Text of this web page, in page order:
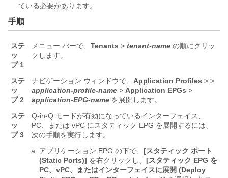
ている必要があります。
手順
ステ
ッ
プ 1
メニュー バーで、 Tenants > tenant-name の順にクリッ
クします。
ステ
ッ
プ 2
ナビゲーション ウィンドウで、 Application Profiles > >
application-profile-name > Application EPGs >
application-EPG-name を展開します。
ステ
ッ
プ 3
Q-in-Q モードが有効になっているインターフェイス、
PC、または vPC にスタティック EPG を展開するには、
次の手順を実行します。
アプリケーション EPG の下で、 [スタティック ポート
(Static Ports)] を右クリックし、 [スタティック EPG を
PC、vPC、またはインターフェイスに展開 (Deploy